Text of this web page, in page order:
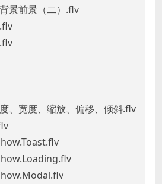
背景前景（二）.flv
度、宽度、缩放、偏移、倾斜.flv